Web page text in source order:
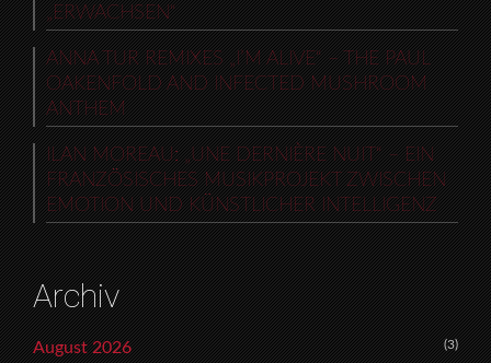
„ERWACHSEN“
ANNA TUR REMIXES „I’M ALIVE“ – THE PAUL
OAKENFOLD AND INFECTED MUSHROOM
ANTHEM
ILAN MOREAU: „UNE DERNIÈRE NUIT“ – EIN
FRANZÖSISCHES MUSIKPROJEKT ZWISCHEN
EMOTION UND KÜNSTLICHER INTELLIGENZ
Archiv
August 2026 (3)